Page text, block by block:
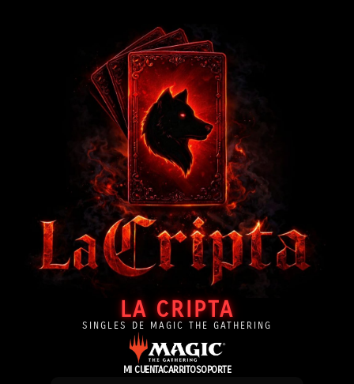
LA CRIPTA
SINGLES DE MAGIC THE GATHERING
MI CUENTACARRITOSOPORTE